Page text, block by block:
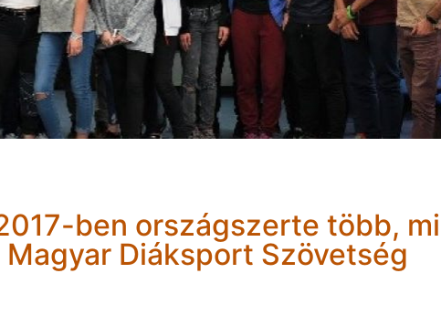
ben országszerte több,
Diáksport Szövetség